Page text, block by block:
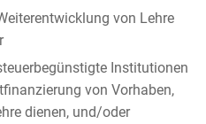
von Lehre
Institutionen
von Vorhaben,
dienen, und/oder